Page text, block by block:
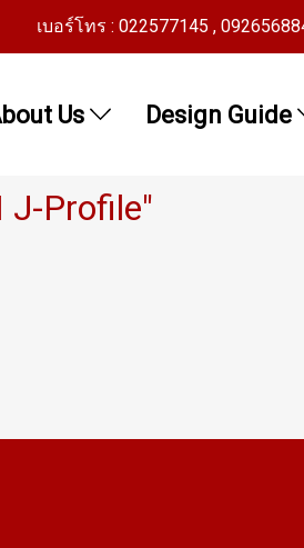
เบอร์โทร : 022577145 ,
Us Design Guide
Profile"